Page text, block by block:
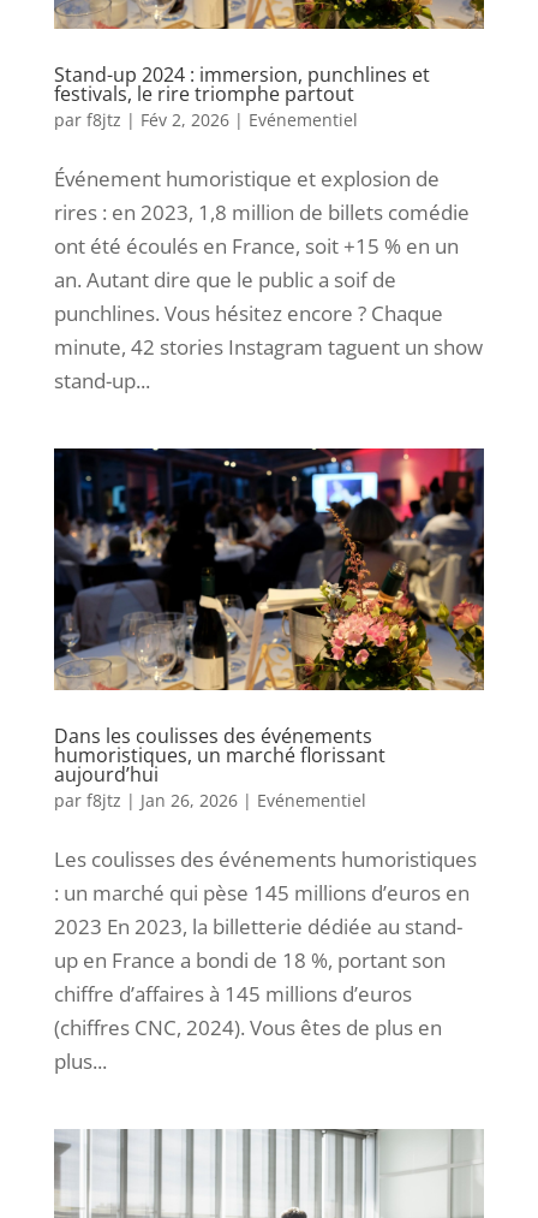
Stand-up 2024 : immersion, punchlines et
festivals, le rire triomphe partout
par f8jtz | Fév 2, 2026| Evénementiel
Événement humoristique et explosion de
rires : en 2023, 1,8 million de billets comédie
ont été écoulés en France, soit +15 % en un
an. Autant dire que le public a soif de
punchlines. Vous hésitez encore ? Chaque
minute, 42 stories Instagram taguent un show
stand-up...
Dans les coulisses des événements
humoristiques, un marché florissant
aujourd’hui
par f8jtz | Jan 26, 2026| Evénementiel
Les coulisses des événements humoristiques
: un marché qui pèse 145 millions d’euros en
2023 En 2023, la billetterie dédiée au stand-
up en France a bondi de 18 %, portant son
chiffre d’affaires à 145 millions d’euros
(chiffres CNC, 2024). Vous êtes de plus en
plus...